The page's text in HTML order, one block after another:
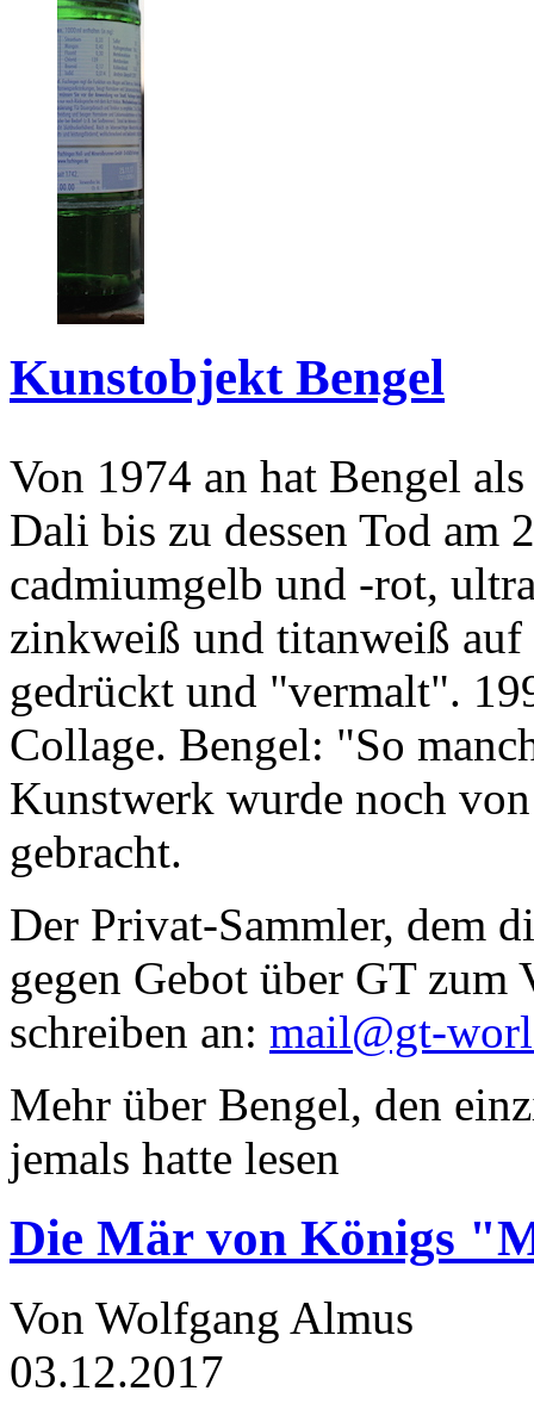
Kunstobjekt Bengel
Von 1974 an hat Bengel
Dali bis zu dessen Tod am
cadmiumgelb und -rot,
zinkweiß und titanweiß
gedrückt und "vermalt".
Collage. Bengel: "So
Kunstwerk wurde noch
gebracht.
Der Privat-Sammler, dem
gegen Gebot über GT zum
schreiben an: mail@gt-
Mehr über Bengel, den
jemals hatte lesen
Die Mär von Königs
Von Wolfgang Almus
03.12.2017